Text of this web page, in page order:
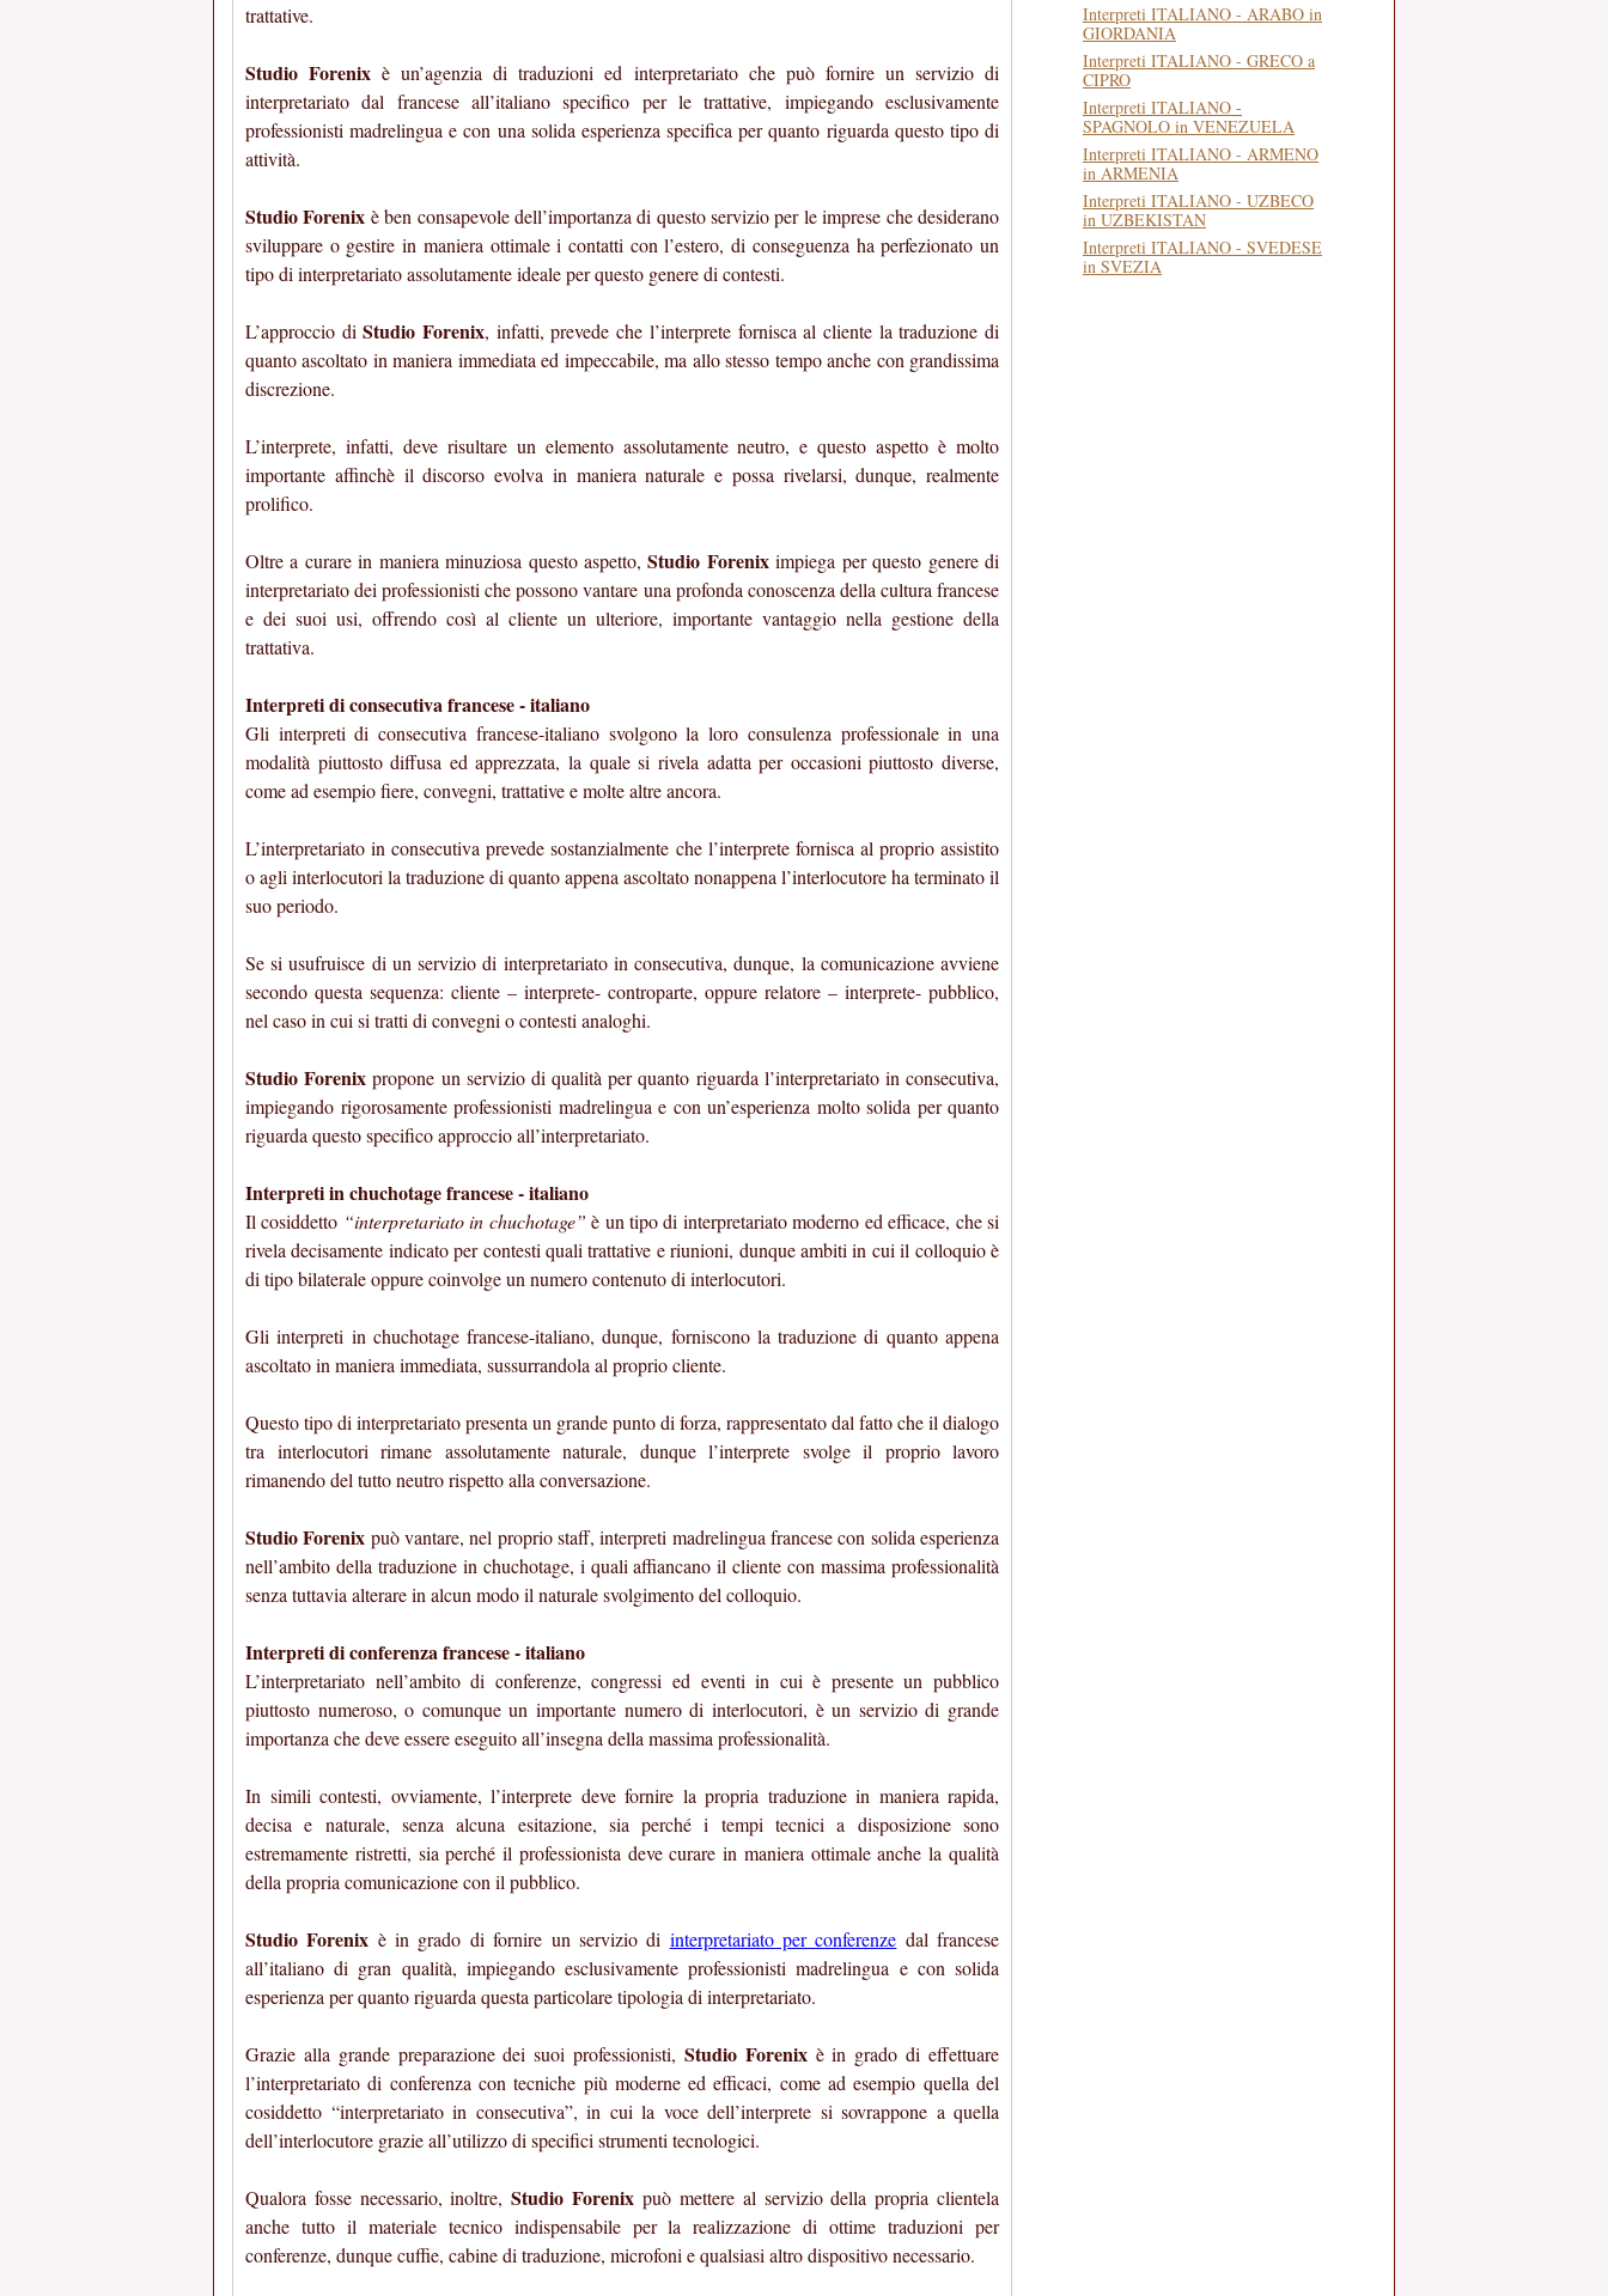
trattative.
Studio Forenix è un’agenzia di traduzioni ed interpretariato che può fornire un servizio di
interpretariato dal francese all’italiano specifico per le trattative, impiegando esclusivamente
professionisti madrelingua e con una solida esperienza specifica per quanto riguarda questo tipo di
attività.
Studio Forenix è ben consapevole dell’importanza di questo servizio per le imprese che desiderano
sviluppare o gestire in maniera ottimale i contatti con l’estero, di conseguenza ha perfezionato un
tipo di interpretariato assolutamente ideale per questo genere di contesti.
L’approccio diStudio Forenix, infatti, prevede che l’interprete fornisca al cliente la traduzione di
quanto ascoltato in maniera immediata ed impeccabile, ma allo stesso tempo anche con grandissima
discrezione.
L’interprete, infatti, deve risultare un elemento assolutamente neutro, e questo aspetto è molto
importante affinchè il discorso evolva in maniera naturale e possa rivelarsi, dunque, realmente
prolifico.
Oltre a curare in maniera minuziosa questo aspetto,Studio Foreniximpiega per questo genere di
interpretariato dei professionisti che possono vantare una profonda conoscenza della cultura francese
e dei suoi usi, offrendo così al cliente un ulteriore, importante vantaggio nella gestione della
trattativa.
Interpreti di consecutiva francese - italiano
Gli interpreti di consecutiva francese-italiano svolgono la loro consulenza professionale in una
modalità piuttosto diffusa ed apprezzata, la quale si rivela adatta per occasioni piuttosto diverse,
come ad esempio fiere, convegni, trattative e molte altre ancora.
L’interpretariato in consecutiva prevede sostanzialmente che l’interprete fornisca al proprio assistito
o agli interlocutori la traduzione di quanto appena ascoltato nonappena l’interlocutore ha terminato il
suo periodo.
Se si usufruisce di un servizio di interpretariato in consecutiva, dunque, la comunicazione avviene
secondo questa sequenza: cliente – interprete- controparte, oppure relatore – interprete- pubblico,
nel caso in cui si tratti di convegni o contesti analoghi.
Studio Forenix propone un servizio di qualità per quanto riguarda l’interpretariato in consecutiva,
impiegando rigorosamente professionisti madrelingua e con un’esperienza molto solida per quanto
riguarda questo specifico approccio all’interpretariato.
Interpreti in chuchotage francese - italiano
Il cosiddetto “interpretariato in chuchotage” è un tipo di interpretariato moderno ed efficace, che si
rivela decisamente indicato per contesti quali trattative e riunioni, dunque ambiti in cui il colloquio è
di tipo bilaterale oppure coinvolge un numero contenuto di interlocutori.
Gli interpreti in chuchotage francese-italiano, dunque, forniscono la traduzione di quanto appena
ascoltato in maniera immediata, sussurrandola al proprio cliente.
Questo tipo di interpretariato presenta un grande punto di forza, rappresentato dal fatto che il dialogo
tra interlocutori rimane assolutamente naturale, dunque l’interprete svolge il proprio lavoro
rimanendo del tutto neutro rispetto alla conversazione.
Studio Forenix può vantare, nel proprio staff, interpreti madrelingua francese con solida esperienza
nell’ambito della traduzione in chuchotage, i quali affiancano il cliente con massima professionalità
senza tuttavia alterare in alcun modo il naturale svolgimento del colloquio.
Interpreti di conferenza francese - italiano
L’interpretariato nell’ambito di conferenze, congressi ed eventi in cui è presente un pubblico
piuttosto numeroso, o comunque un importante numero di interlocutori, è un servizio di grande
importanza che deve essere eseguito all’insegna della massima professionalità.
In simili contesti, ovviamente, l’interprete deve fornire la propria traduzione in maniera rapida,
decisa e naturale, senza alcuna esitazione, sia perché i tempi tecnici a disposizione sono
estremamente ristretti, sia perché il professionista deve curare in maniera ottimale anche la qualità
della propria comunicazione con il pubblico.
Studio Forenix è in grado di fornire un servizio di interpretariato per conferenze dal francese
all’italiano di gran qualità, impiegando esclusivamente professionisti madrelingua e con solida
esperienza per quanto riguarda questa particolare tipologia di interpretariato.
Grazie alla grande preparazione dei suoi professionisti, Studio Forenixè in grado di effettuare
l’interpretariato di conferenza con tecniche più moderne ed efficaci, come ad esempio quella del
cosiddetto “interpretariato in consecutiva”, in cui la voce dell’interprete si sovrappone a quella
dell’interlocutore grazie all’utilizzo di specifici strumenti tecnologici.
Qualora fosse necessario, inoltre,Studio Forenix può mettere al servizio della propria clientela
anche tutto il materiale tecnico indispensabile per la realizzazione di ottime traduzioni per
conferenze, dunque cuffie, cabine di traduzione, microfoni e qualsiasi altro dispositivo necessario.
Interpreti ITALIANO - ARABO in
GIORDANIA
Interpreti ITALIANO - GRECO a
CIPRO
Interpreti ITALIANO -
SPAGNOLO in VENEZUELA
Interpreti ITALIANO - ARMENO
in ARMENIA
Interpreti ITALIANO - UZBECO
in UZBEKISTAN
Interpreti ITALIANO - SVEDESE
in SVEZIA